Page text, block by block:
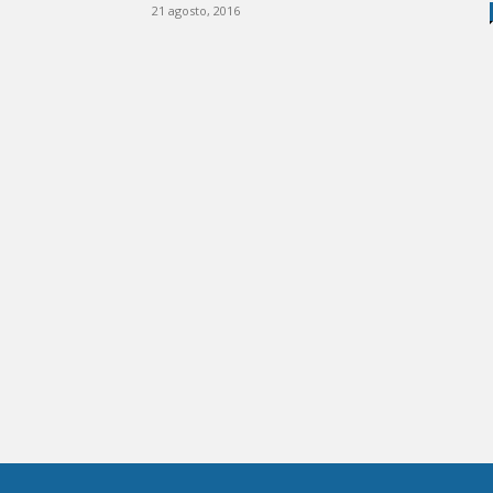
21 agosto, 2016